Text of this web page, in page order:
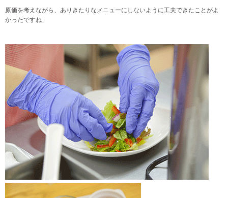
原価を考えながら、ありきたりなメニューにしないように工夫できたことがよ
かったですね」